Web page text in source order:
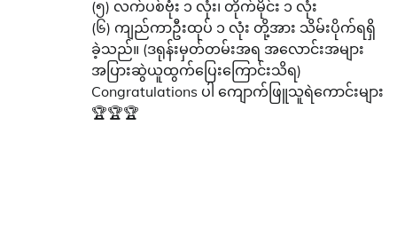
(၅) လက်ပစ်ဗုံး ၁ လုံး၊ တိုက်မိုင်း ၁ လုံး
(၆) ကျည်ကာဦးထုပ် ၁ လုံး တို့အား သိမ်းပိုက်ရရှိ
ခဲ့သည်။ (ဒရုန်းမှတ်တမ်းအရ အလောင်းအများ
အပြားဆွဲယူထွက်ပြေးကြောင်းသိရ)
Congratulations ပါ ကျောက်ဖြူသူရဲကောင်းများ
🏆🏆🏆